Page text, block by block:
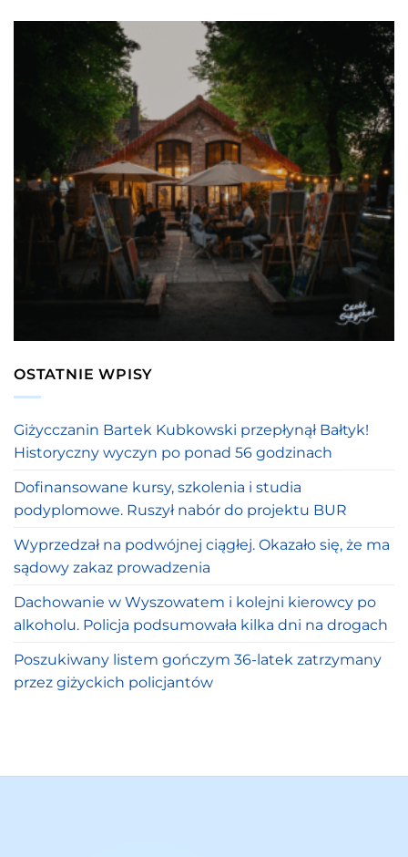
OSTATNIE WPISY
Giżycczanin Bartek Kubkowski przepłynął Bałtyk!
Historyczny wyczyn po ponad 56 godzinach
Dofinansowane kursy, szkolenia i studia
podyplomowe. Ruszył nabór do projektu BUR
Wyprzedzał na podwójnej ciągłej. Okazało się, że ma
sądowy zakaz prowadzenia
Dachowanie w Wyszowatem i kolejni kierowcy po
alkoholu. Policja podsumowała kilka dni na drogach
Poszukiwany listem gończym 36-latek zatrzymany
przez giżyckich policjantów